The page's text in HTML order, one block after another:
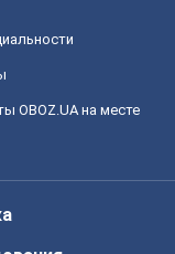
OBOZ.UA на месте